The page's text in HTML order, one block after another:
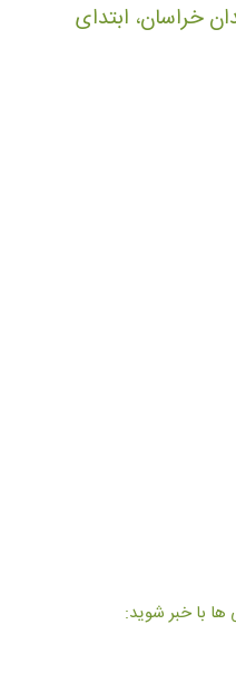
خراسان، ابتدای
ها با خبر شوید: